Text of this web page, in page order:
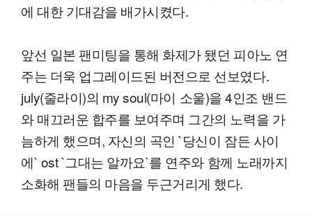
에 대한 기대감을 배가시켰다.
앞선 일본 팬미팅을 통해 화제가 됐던 피아노 연
주는 더욱 업그레이드된 버전으로 선보였다.
july(줄라이)의 my soul(마이 소울)을 4인조 밴드
와 매끄러운 합주를 보여주며 그간의 노력을 가
늠하게 했으며, 자신의 곡인 `당신이 잠든 사이
에` ost `그대는 알까요`를 연주와 함께 노래까지
소화해 팬들의 마음을 두근거리게 했다.